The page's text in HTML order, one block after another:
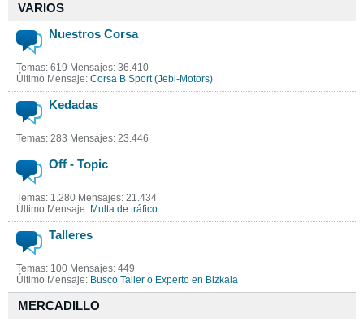
VARIOS
Nuestros Corsa
Temas: 619 Mensajes: 36.410
Último Mensaje: Corsa B Sport (Jebi-Motors)
Kedadas
Temas: 283 Mensajes: 23.446
Off - Topic
Temas: 1.280 Mensajes: 21.434
Último Mensaje: Multa de tráfico
Talleres
Temas: 100 Mensajes: 449
Último Mensaje: Busco Taller o Experto en Bizkaia
MERCADILLO